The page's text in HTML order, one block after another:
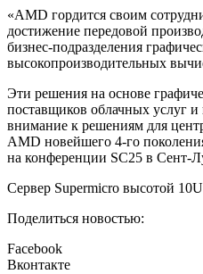
«AMD гордится своим
достижение передовой
бизнес-подразделения
высокопроизводительных
Эти решения на основе
поставщиков облачных услуг
внимание к решениям для
AMD новейшего 4-го
на конференции SC25 в Сент-
Сервер Supermicro высотой
Поделиться новостью:
Facebook
Вконтакте